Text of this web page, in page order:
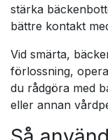
stärka
bättre kontakt
Vid smärta,
förlossning,
du rådgöra med
eller annan